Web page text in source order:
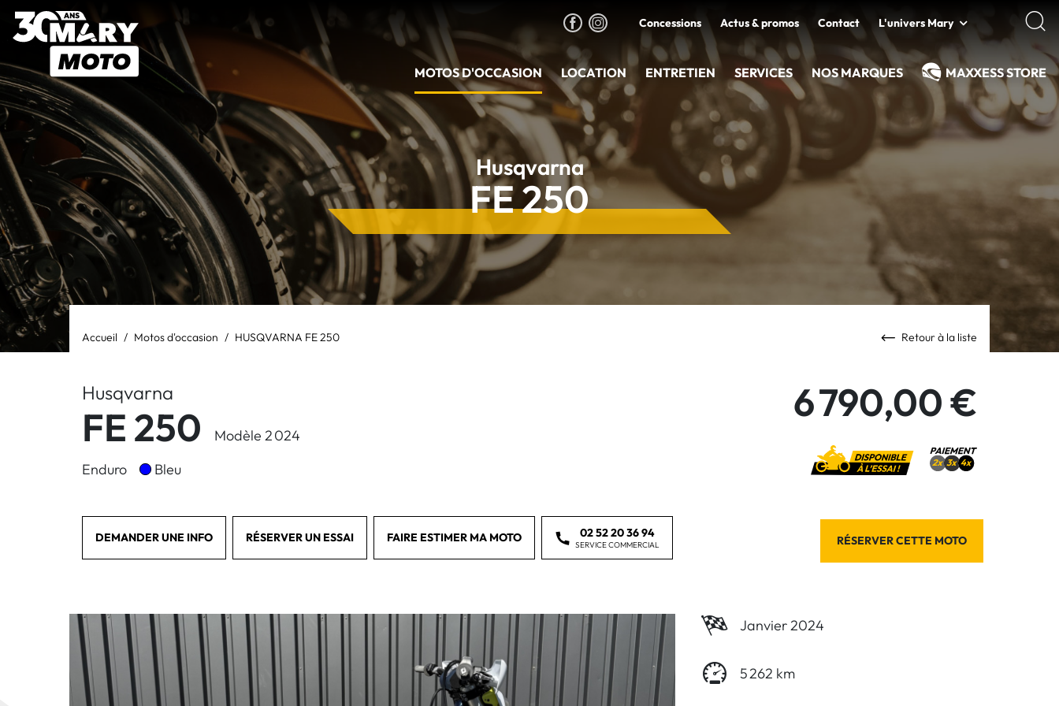
Concessions Actus & promos Contact L'univers Mary
MOTOS D'OCCASION LOCATION ENTRETIEN SERVICES NOS MARQUES MAXXESS STORE
Husqvarna
FE 250
Accueil Motos d'occasion HUSQVARNA FE 250 Retour à la liste
Husqvarna
FE 250
Modèle 2 024
Enduro
Bleu
6 790,00 €
DEMANDER UNE INFO RÉSERVER UN ESSAI FAIRE ESTIMER MA MOTO 02 52 20 36 94
SERVICE COMMERCIAL RÉSERVER CETTE MOTO
Janvier 2024
5 262 km